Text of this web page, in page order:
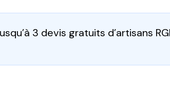
3 devis gratuits d’artisans